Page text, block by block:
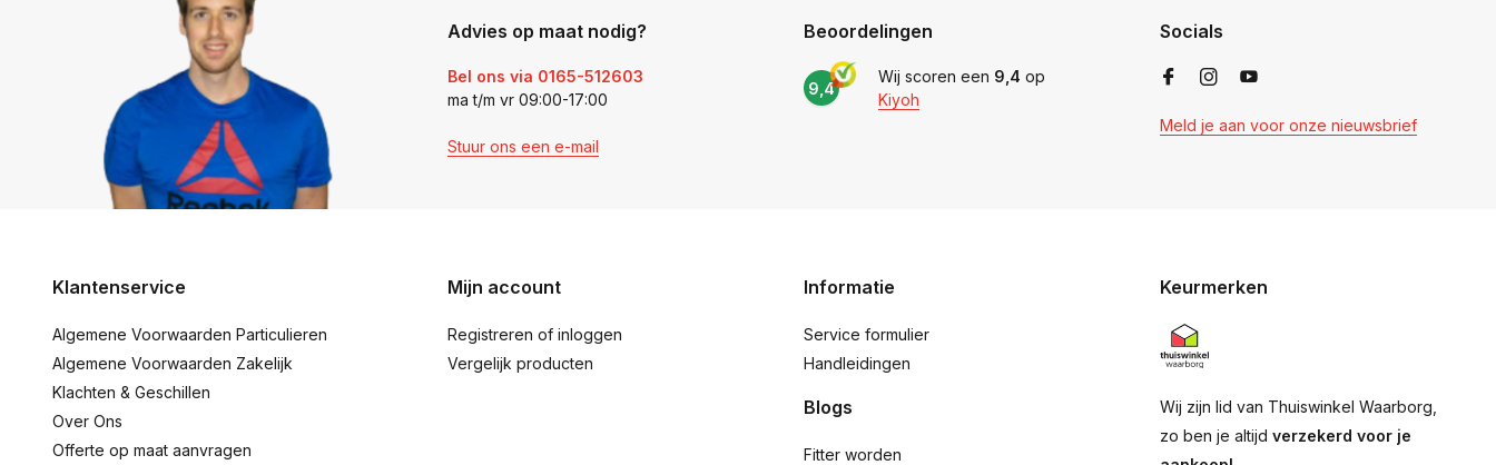
Advies op maat nodig?
Bel ons via 0165-512603
ma t/m vr 09:00-17:00
Stuur ons een e-mail
Beoordelingen
9,4
Wij scoren een 9,4 op
Kiyoh
Socials
Meld je aan voor onze nieuwsbrief
Klantenservice
Algemene Voorwaarden Particulieren
Algemene Voorwaarden Zakelijk
Klachten & Geschillen
Over Ons
Offerte op maat aanvragen
Mijn account
Registreren of inloggen
Vergelijk producten
Informatie
Service formulier
Handleidingen
Blogs
Fitter worden
Keurmerken
Wij zijn lid van Thuiswinkel Waarborg,
zo ben je altijd verzekerd voor je